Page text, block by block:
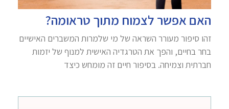
האם אפשר לצמוח מתוך טראומה?
זהו סיפור מעורר השראה של מי שלמרות המשברים האישיים
בחר בחיים, והפך את הטרגדיה האישית למנוף של יזמות
חברתית וצמיחה. בסיפור חיים זה מומחש כיצד